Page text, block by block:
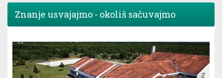
Znanje usvajajmo - okoliš sačuvajmo